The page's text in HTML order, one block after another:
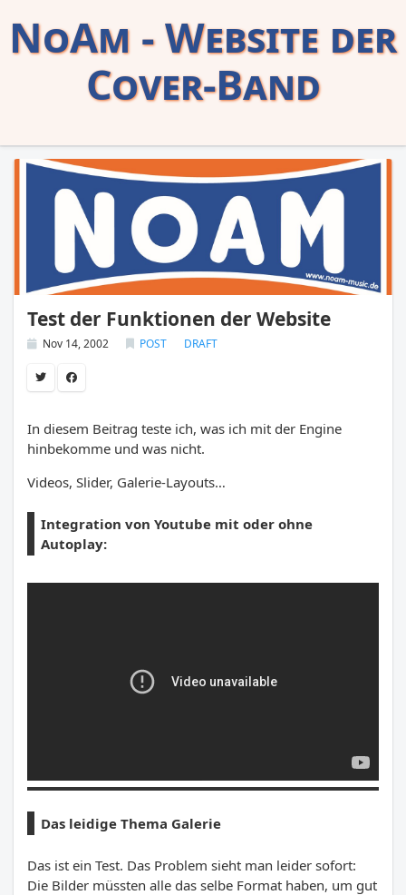
NoAm - Website der
Cover-Band
Test der Funktionen der Website
Nov 14, 2002 POST DRAFT
In diesem Beitrag teste ich, was ich mit der Engine
hinbekomme und was nicht.
Videos, Slider, Galerie-Layouts…
Integration von Youtube mit oder ohne
Autoplay:
Das leidige Thema Galerie
Das ist ein Test. Das Problem sieht man leider sofort:
Die Bilder müssten alle das selbe Format haben, um gut